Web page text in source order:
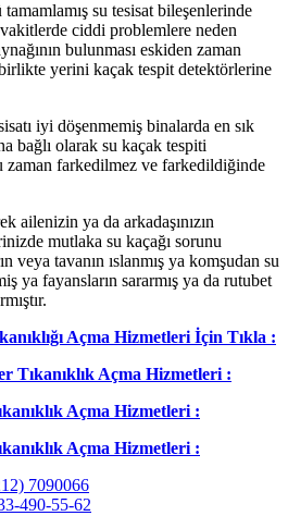
su tesisat bileşenlerinde
ciddi problemlere neden
bulunması eskiden zaman
yerini kaçak tespit detektörlerine
iyi döşenmemiş binalarda en sık
bağlı olarak su kaçak tespiti
zaman farkedilmez ve farkedildiğinde
ailenizin ya da arkadaşınızın
mutlaka su kaçağı sorunu
veya tavanın ıslanmış ya komşudan su
ya fayansların sararmış ya da rutubet
Açma Hizmetleri İçin Tıkla :
Tıkanıklık Açma Hizmetleri :
Açma Hizmetleri :
Açma Hizmetleri :
7090066
490-55-62